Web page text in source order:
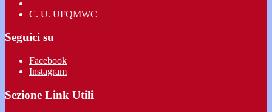
C. U. UFQMWC
Seguici su
Facebook
Instagram
Sezione Link Utili